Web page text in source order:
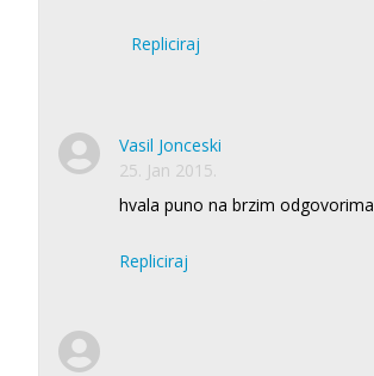
Repliciraj
Vasil Jonceski
25. Jan 2015.
hvala puno na brzim odgovorima
Repliciraj